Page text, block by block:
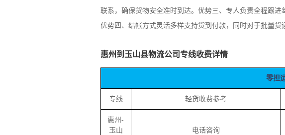
联系，确保货物安全准时到达。优势三、专人负责全程跟
优势四、结帐方式灵活多样支持货到付款，同时对于批量
惠州到玉山县物流公司专线收费详情
零担
专线 轻货收费参考
惠州-
玉山
电话咨询